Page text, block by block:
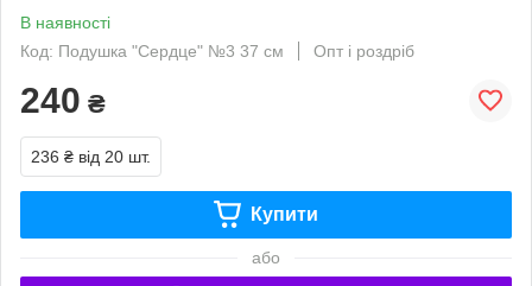
В наявності
Код: Подушка "Сердце" №3 37 см
Опт і роздріб
240 ₴
236 ₴ від 20 шт.
Купити
або